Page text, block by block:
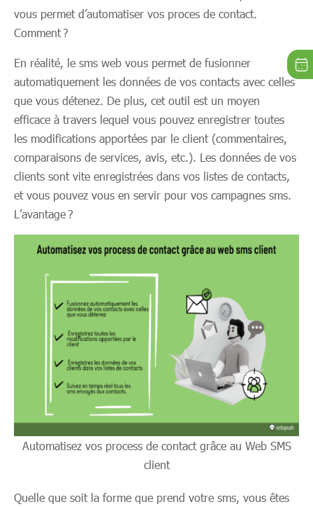
vous permet d’automatiser vos proces de contact.
Comment ?
En réalité, le sms web vous permet de fusionner
automatiquement les données de vos contacts avec celles
que vous détenez. De plus, cet outil est un moyen
efficace à travers lequel vous pouvez enregistrer toutes
les modifications apportées par le client (commentaires,
comparaisons de services, avis, etc.). Les données de vos
clients sont vite enregistrées dans vos listes de contacts,
et vous pouvez vous en servir pour vos campagnes sms.
L’avantage ?
Automatisez vos process de contact grâce au Web SMS
client
Quelle que soit la forme que prend votre sms, vous êtes